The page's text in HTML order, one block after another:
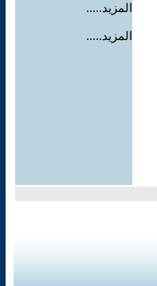
المزيد.....
المزيد.....